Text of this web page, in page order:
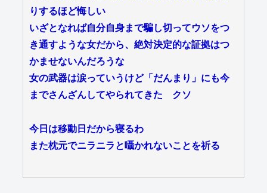
りするほど悔しい
いざとなれば自分自身まで騙し切ってウソをつ
き通すような女だから、絶対決定的な証拠はつ
かませないんだろうな
女の武器は涙っていうけど「だんまり」にも今
までさんざんしてやられてきた クソ
今日は移動日だから寝るわ
また枕元でニラニラと囁かれないことを祈る